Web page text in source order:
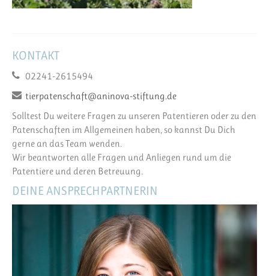
KONTAKT
02241-2615494
tierpatenschaft@aninova-stiftung.de
Solltest Du weitere Fragen zu unseren Patentieren oder zu den
Patenschaften im Allgemeinen haben, so kannst Du Dich
gerne an das Team wenden.
Wir beantworten alle Fragen und Anliegen rund um die
Patentiere und deren Betreuung.
DEINE ANSPRECHPARTNERIN